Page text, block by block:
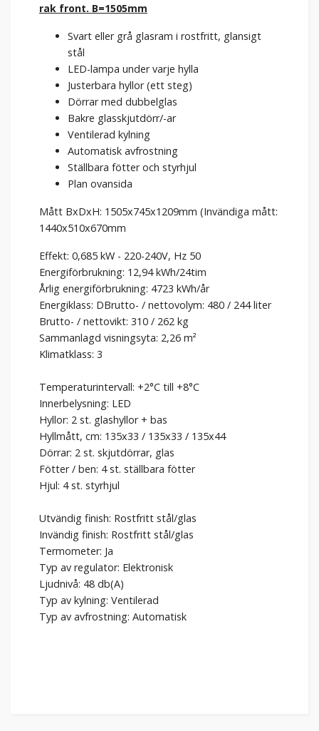
rak front. B=1505mm
Svart eller grå glasram i rostfritt, glansigt
stål
LED-lampa under varje hylla
Justerbara hyllor (ett steg)
Dörrar med dubbelglas
Bakre glasskjutdörr/-ar
Ventilerad kylning
Automatisk avfrostning
Ställbara fötter och styrhjul
Plan ovansida
Mått BxDxH: 1505x745x1209mm (Invändiga mått:
1440x510x670mm
Effekt: 0,685 kW - 220-240V, Hz 50
Energiförbrukning: 12,94 kWh/24tim
Årlig energiförbrukning: 4723 kWh/år
Energiklass: DBrutto- / nettovolym: 480 / 244 liter
Brutto- / nettovikt: 310 / 262 kg
Sammanlagd visningsyta: 2,26 m²
Klimatklass: 3
Temperaturintervall: +2°C till +8°C
Innerbelysning: LED
Hyllor: 2 st. glashyllor + bas
Hyllmått, cm: 135x33 / 135x33 / 135x44
Dörrar: 2 st. skjutdörrar, glas
Fötter / ben: 4 st. ställbara fötter
Hjul: 4 st. styrhjul
Utvändig finish: Rostfritt stål/glas
Invändig finish: Rostfritt stål/glas
Termometer: Ja
Typ av regulator: Elektronisk
Ljudnivå: 48 db(A)
Typ av kylning: Ventilerad
Typ av avfrostning: Automatisk